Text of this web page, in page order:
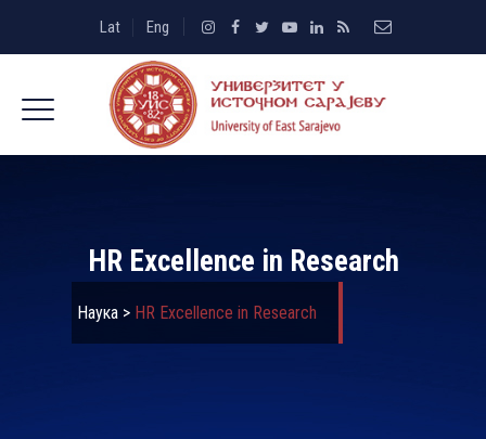
Lat Eng
HR Excellence in Research
Наука> HR Excellence in Research